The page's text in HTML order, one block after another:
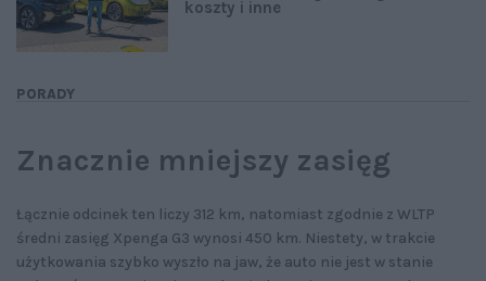
PORADY
koszty i inne
Znacznie mniejszy zasięg
Łącznie odcinek ten liczy 312 km, natomiast zgodnie z WLTP
średni zasięg Xpenga G3 wynosi 450 km. Niestety, w trakcie
użytkowania szybko wyszło na jaw, że auto nie jest w stanie